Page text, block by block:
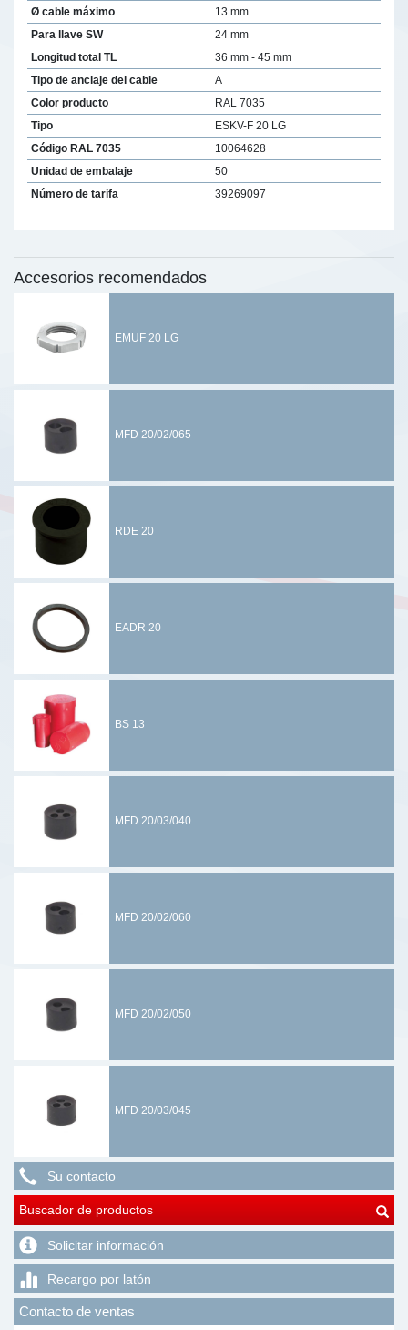
Ø cable máximo
13 mm
Para llave SW
24 mm
Longitud total TL
36 mm - 45 mm
Tipo de anclaje del cable
A
Color producto
RAL 7035
Tipo
ESKV-F 20 LG
Código RAL 7035
10064628
Unidad de embalaje
50
Número de tarifa
39269097
Accesorios recomendados
EMUF 20 LG
MFD 20/02/065
RDE 20
EADR 20
BS 13
MFD 20/03/040
MFD 20/02/060
MFD 20/02/050
MFD 20/03/045
Su contacto
Buscador de productos
Solicitar información
Recargo por latón
Contacto de ventas